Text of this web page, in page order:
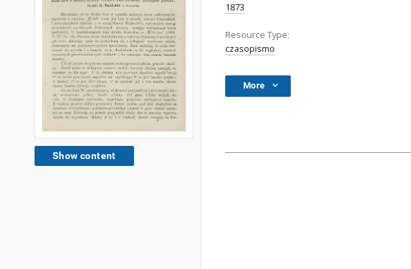
Show content
1873
Resource Type:
czasopismo
More